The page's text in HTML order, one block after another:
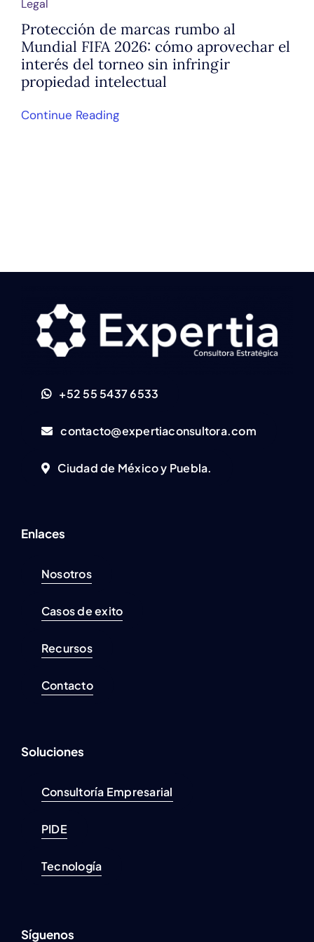
Legal
Protección de marcas rumbo al
Mundial FIFA 2026: cómo aprovechar el
interés del torneo sin infringir
propiedad intelectual
Continue Reading
+52 55 5437 6533
contacto@expertiaconsultora.com
Ciudad de México y Puebla.
Enlaces
Nosotros
Casos de exito
Recursos
Contacto
Soluciones
Consultoría Empresarial
PIDE
Tecnología
Síguenos